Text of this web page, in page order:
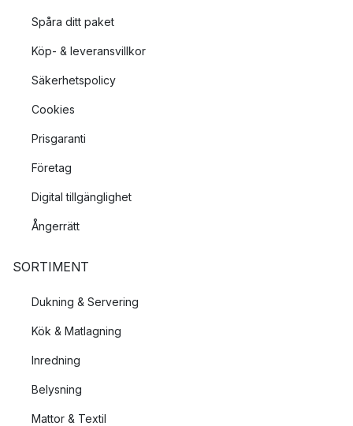
Spåra ditt paket
Köp- & leveransvillkor
Säkerhetspolicy
Cookies
Prisgaranti
Företag
Digital tillgänglighet
Ångerrätt
SORTIMENT
Dukning & Servering
Kök & Matlagning
Inredning
Belysning
Mattor & Textil